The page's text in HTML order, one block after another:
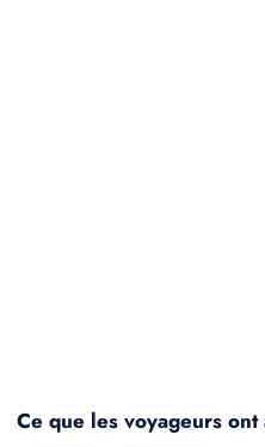
Ce que les voyageurs